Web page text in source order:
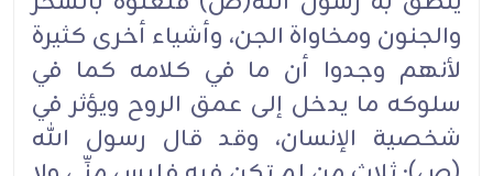
والجنون ومخاواة الجن، وأشياء أخرى كثيرة
لأنهم وجدوا أن ما في كلامه كما في
سلوكه ما يدخل إلى عمق الروح ويؤثر في
شخصية الإنسان، وقد قال رسول الله